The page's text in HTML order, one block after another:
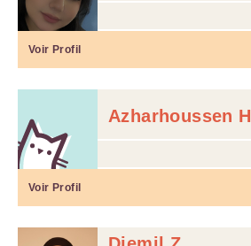
Voir Profil
Azharhoussen H
Voir Profil